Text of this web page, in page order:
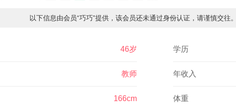
以下信息由会员“巧巧”提供，该会员还未通过身份认证，请谨慎交往。
46岁 学历
教师 年收入
166cm 体重